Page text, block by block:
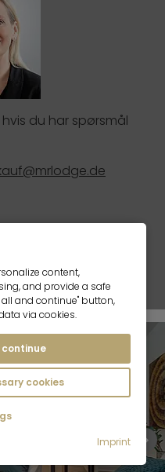
du har spørsmål
eiendomcontent,
and provide a safe
all and continue" button,
via cookies.
cookies
Imprint